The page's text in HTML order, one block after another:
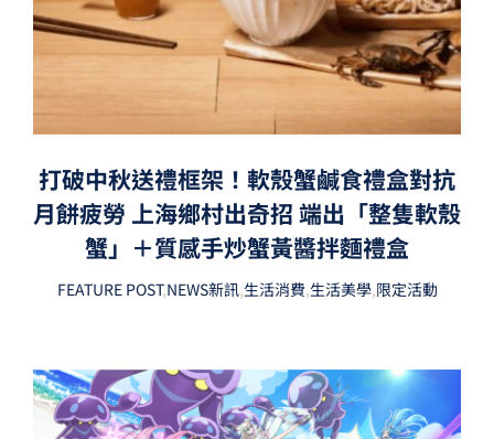
打破中秋送禮框架！軟殼蟹鹹食禮盒對抗
月餅疲勞 上海鄉村出奇招 端出「整隻軟殼
蟹」＋質感手炒蟹黃醬拌麵禮盒
FEATURE POST,NEWS新訊,生活消費,生活美學,限定活動